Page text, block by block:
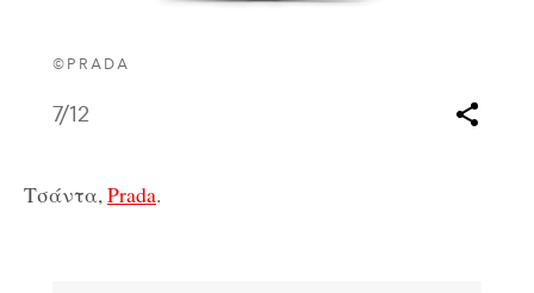
©PRADA
7/12
Τσάντα, Prada.